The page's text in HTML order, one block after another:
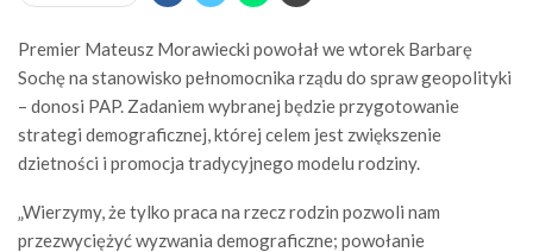
Premier Mateusz Morawiecki powołał we wtorek Barbarę
Sochę na stanowisko pełnomocnika rządu do spraw geopolityki
– donosi PAP. Zadaniem wybranej będzie przygotowanie
strategi demograficznej, której celem jest zwiększenie
dzietności i promocja tradycyjnego modelu rodziny.
„Wierzymy, że tylko praca na rzecz rodzin pozwoli nam
przezwyciężyć wyzwania demograficzne; powołanie